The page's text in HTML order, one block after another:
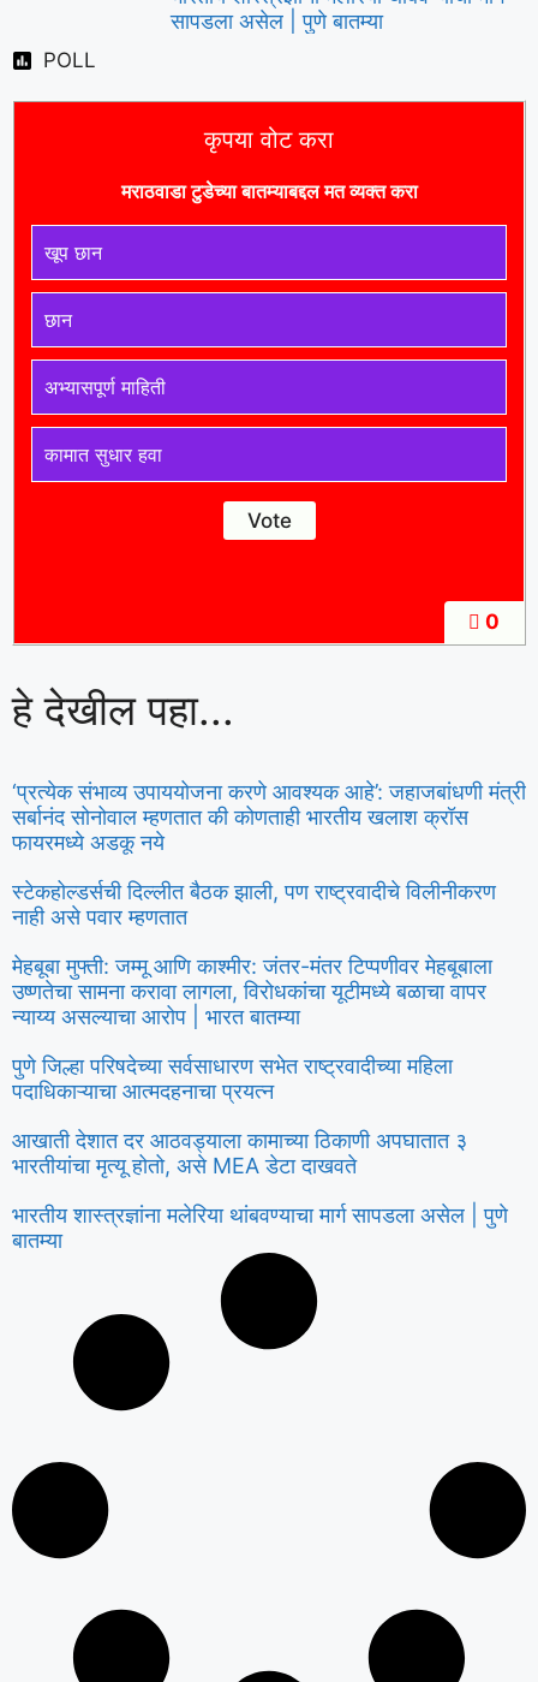
सापडला असेल | पुणे बातम्या
POLL
0
कृपया वोट करा
मराठवाडा टुडेच्या बातम्याबद्दल मत व्यक्त करा
खूप छान
छान
अभ्यासपूर्ण माहिती
कामात सुधार हवा
हे देखील पहा...
‘प्रत्येक संभाव्य उपाययोजना करणे आवश्यक आहे’: जहाजबांधणी मंत्री
सर्बानंद सोनोवाल म्हणतात की कोणताही भारतीय खलाश क्रॉस
फायरमध्ये अडकू नये
स्टेकहोल्डर्सची दिल्लीत बैठक झाली, पण राष्ट्रवादीचे विलीनीकरण
नाही असे पवार म्हणतात
मेहबूबा मुफ्ती: जम्मू आणि काश्मीर: जंतर-मंतर टिप्पणीवर मेहबूबाला
उष्णतेचा सामना करावा लागला, विरोधकांचा यूटीमध्ये बळाचा वापर
न्याय्य असल्याचा आरोप | भारत बातम्या
पुणे जिल्हा परिषदेच्या सर्वसाधारण सभेत राष्ट्रवादीच्या महिला
पदाधिकाऱ्याचा आत्मदहनाचा प्रयत्न
आखाती देशात दर आठवड्याला कामाच्या ठिकाणी अपघातात ३
भारतीयांचा मृत्यू होतो, असे MEA डेटा दाखवते
भारतीय शास्त्रज्ञांना मलेरिया थांबवण्याचा मार्ग सापडला असेल | पुणे
बातम्या